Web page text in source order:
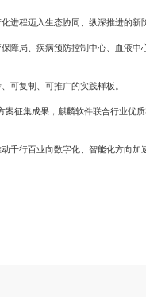
进程迈入生态协同、纵深推进的新
障局、疾病预防控制中心、血液中
可复制、可推广的实践样板。
征集成果，麒麟软件联合行业优
千行百业向数字化、智能化方向加